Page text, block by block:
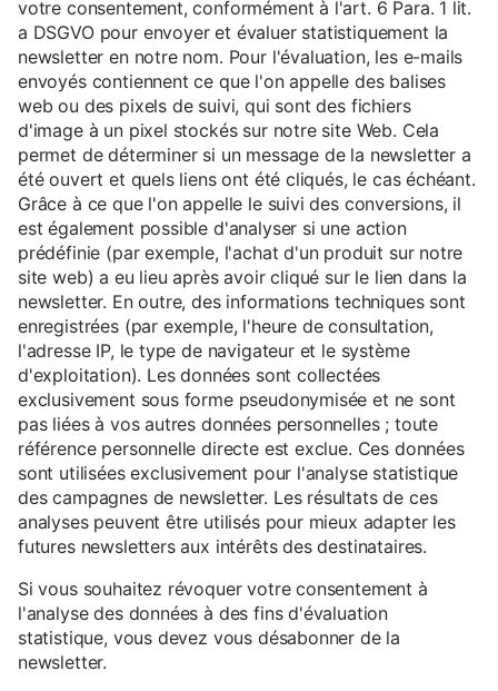
votre consentement, conformément à l'art. 6 Para. 1 lit.
a DSGVO pour envoyer et évaluer statistiquement la
newsletter en notre nom. Pour l'évaluation, les e-mails
envoyés contiennent ce que l'on appelle des balises
web ou des pixels de suivi, qui sont des fichiers
d'image à un pixel stockés sur notre site Web. Cela
permet de déterminer si un message de la newsletter a
été ouvert et quels liens ont été cliqués, le cas échéant.
Grâce à ce que l'on appelle le suivi des conversions, il
est également possible d'analyser si une action
prédéfinie (par exemple, l'achat d'un produit sur notre
site web) a eu lieu après avoir cliqué sur le lien dans la
newsletter. En outre, des informations techniques sont
enregistrées (par exemple, l'heure de consultation,
l'adresse IP, le type de navigateur et le système
d'exploitation). Les données sont collectées
exclusivement sous forme pseudonymisée et ne sont
pas liées à vos autres données personnelles ; toute
référence personnelle directe est exclue. Ces données
sont utilisées exclusivement pour l'analyse statistique
des campagnes de newsletter. Les résultats de ces
analyses peuvent être utilisés pour mieux adapter les
futures newsletters aux intérêts des destinataires.
Si vous souhaitez révoquer votre consentement à
l'analyse des données à des fins d'évaluation
statistique, vous devez vous désabonner de la
newsletter.